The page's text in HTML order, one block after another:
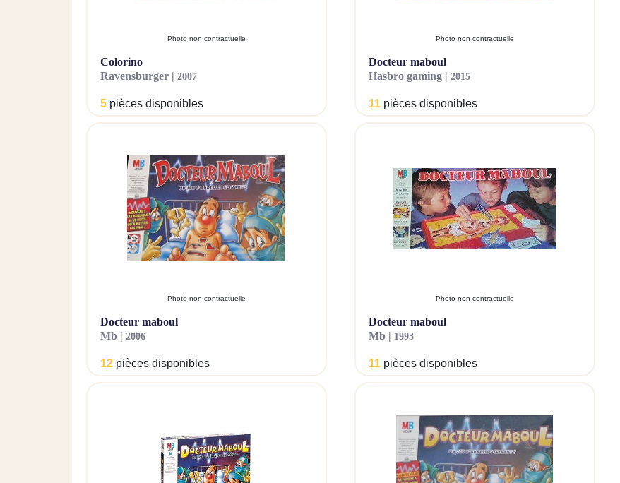
Photo non contractuelle
colorino
ravensburger |2007
5 pièces disponibles
Photo non contractuelle
docteur maboul
hasbro gaming |2015
11 pièces disponibles
Photo non contractuelle
docteur maboul
mb |2006
12 pièces disponibles
Photo non contractuelle
docteur maboul
mb | 1993
11 pièces disponibles